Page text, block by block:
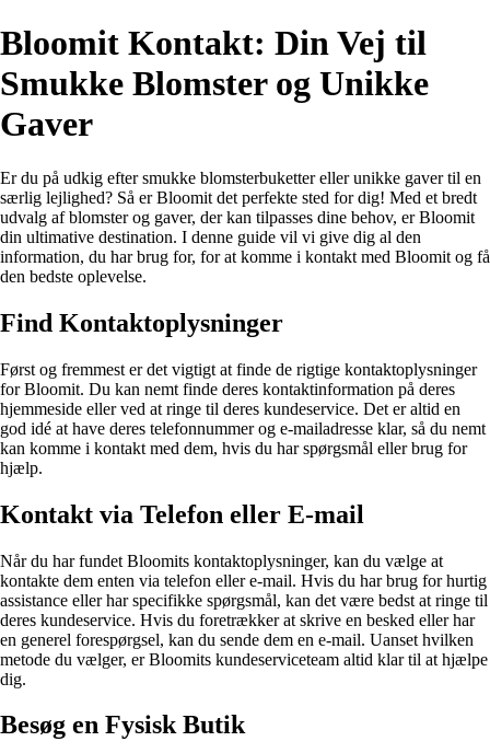
Bloomit Kontakt: Din Vej til
Smukke Blomster og Unikke
Gaver
Er du på udkig efter smukke blomsterbuketter eller unikke gaver til en
særlig lejlighed? Så er Bloomit det perfekte sted for dig! Med et bredt
udvalg af blomster og gaver, der kan tilpasses dine behov, er Bloomit
din ultimative destination. I denne guide vil vi give dig al den
information, du har brug for, for at komme i kontakt med Bloomit og få
den bedste oplevelse.
Find Kontaktoplysninger
Først og fremmest er det vigtigt at finde de rigtige kontaktoplysninger
for Bloomit. Du kan nemt finde deres kontaktinformation på deres
hjemmeside eller ved at ringe til deres kundeservice. Det er altid en
god idé at have deres telefonnummer og e-mailadresse klar, så du nemt
kan komme i kontakt med dem, hvis du har spørgsmål eller brug for
hjælp.
Kontakt via Telefon eller E-mail
Når du har fundet Bloomits kontaktoplysninger, kan du vælge at
kontakte dem enten via telefon eller e-mail. Hvis du har brug for hurtig
assistance eller har specifikke spørgsmål, kan det være bedst at ringe til
deres kundeservice. Hvis du foretrækker at skrive en besked eller har
en generel forespørgsel, kan du sende dem en e-mail. Uanset hvilken
metode du vælger, er Bloomits kundeserviceteam altid klar til at hjælpe
dig.
Besøg en Fysisk Butik